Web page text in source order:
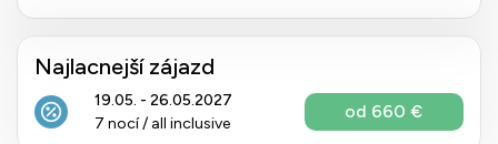
Najlacnejší zájazd
19.05. - 26.05.2027
7 nocí / all inclusive
od 660 €